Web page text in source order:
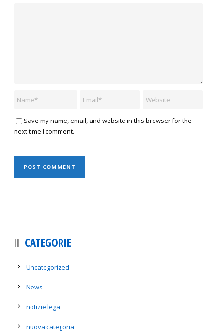
Save my name, email, and website in this browser for the
next time I comment.
CATEGORIE
Uncategorized
News
notizie lega
nuova categoria